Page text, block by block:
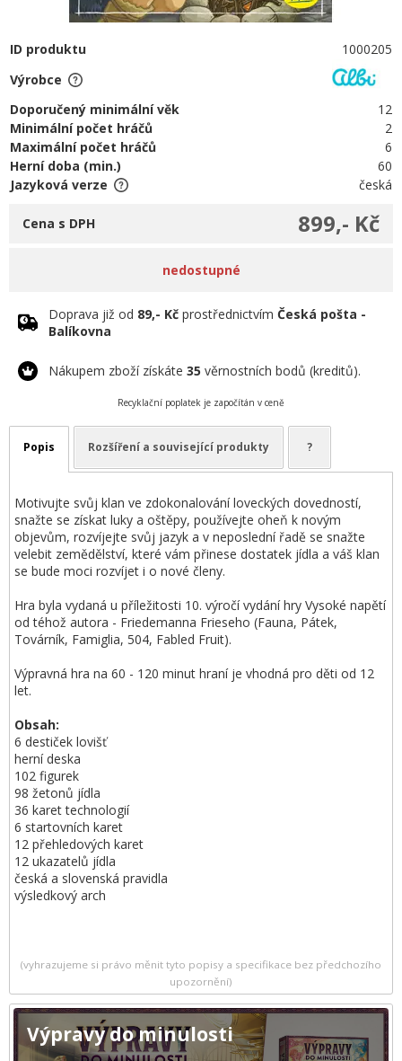
ID produktu
1000205
Výrobce
Doporučený minimální věk
12
Minimální počet hráčů
2
Maximální počet hráčů
6
Herní doba (min.)
60
Jazyková verze
česká
899,- Kč
Cena s DPH
nedostupné
Doprava již od 89,- Kč prostřednictvím Česká pošta -
Balíkovna
Nákupem zboží získáte 35 věrnostních bodů (kreditů).
Recyklační poplatek je započítán v ceně
Popis Rozšíření a související produkty ?
Motivujte svůj klan ve zdokonalování loveckých dovedností,
snažte se získat luky a oštěpy, používejte oheň k novým
objevům, rozvíjejte svůj jazyk a v neposlední řadě se snažte
velebit zemědělství, které vám přinese dostatek jídla a váš klan
se bude moci rozvíjet i o nové členy.
Hra byla vydaná u příležitosti 10. výročí vydání hry Vysoké napětí
od téhož autora - Friedemanna Frieseho (Fauna, Pátek,
Továrník, Famiglia, 504, Fabled Fruit).
Výpravná hra na 60 - 120 minut hraní je vhodná pro děti od 12
let.
Obsah:
6 destiček lovišť
herní deska
102 figurek
98 žetonů jídla
36 karet technologií
6 startovních karet
12 přehledových karet
12 ukazatelů jídla
česká a slovenská pravidla
výsledkový arch
(vyhrazujeme si právo měnit tyto popisy a specifikace bez předchozího
upozornění)
Výpravy do minulosti